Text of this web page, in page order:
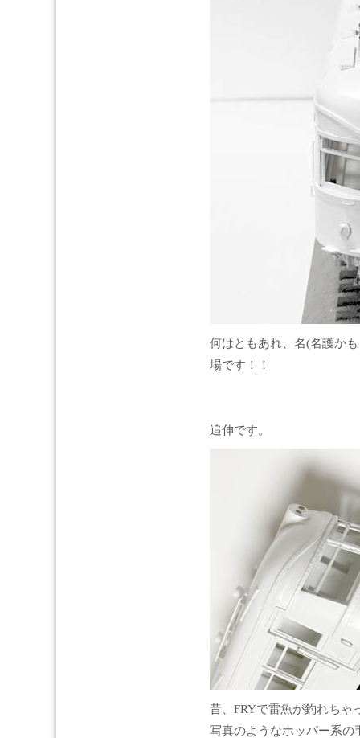
何はともあれ、名(名護か
場です！！
追伸です。
昔、FRYで雷魚が釣れちゃ
写真のようなホッパー系の